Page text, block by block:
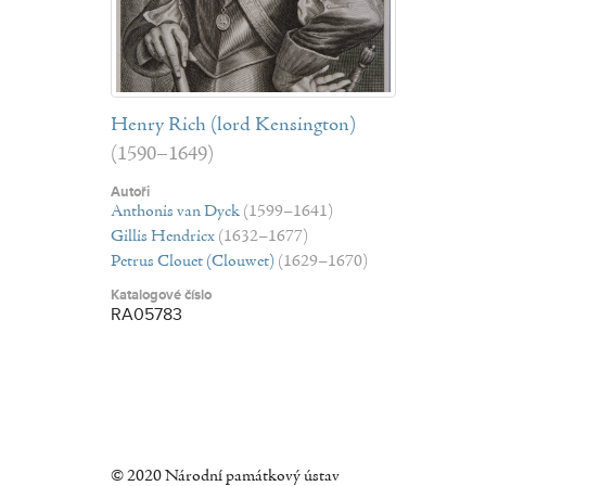
Henry Rich (lord Kensington)
(1590–1649)
Autoři
Anthonis van Dyck (1599–1641)
Gillis Hendricx (1632–1677)
Petrus Clouet (Clouwet) (1629–1670)
Katalogové číslo
RA05783
© 2020 Národní památkový ústav